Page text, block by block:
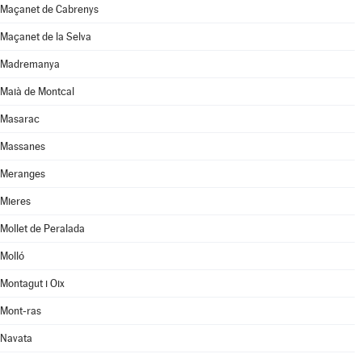
Maçanet de Cabrenys
Maçanet de la Selva
Madremanya
Maià de Montcal
Masarac
Massanes
Meranges
Mieres
Mollet de Peralada
Molló
Montagut i Oix
Mont-ras
Navata